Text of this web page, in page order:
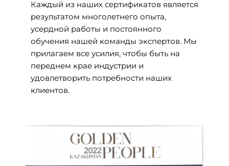
Каждый из наших сертификатов является
результатом многолетнего опыта,
усердной работы и постоянного
обучения нашей команды экспертов. Мы
прилагаем все усилия, чтобы быть на
переднем крае индустрии и
удовлетворить потребности наших
клиентов.